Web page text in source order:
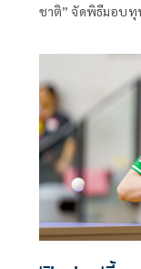
ชาติ” จัดพิธีมอบทุ
บาท พร้อมเผยคว
ฝั่นฝันสำเร็จการ
487,312,500 บา
เที่ยวและกีฬา เผ
ควบคู่กับกีฬา แย้ม
บาท เพื่อเดินหน้า
เสียงให้กับประเท